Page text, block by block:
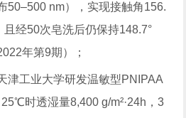
50–500 nm），实现接触角156.
且经50次皂洗后仍保持148.7°
年第9期）；
津工业大学研发温敏型PNIPAA
时透湿量8,400 g/m²·24h，3